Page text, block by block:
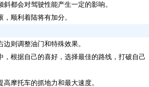
都会对驾驶性能产生一定的影响。
顺利着陆将有加分。
则调整油门和特殊效果。
根据自己的喜好，选择最佳的路线，打破自己
摩托车的抓地力和最大速度。